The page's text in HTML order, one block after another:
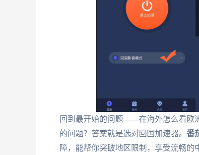
回到最开始的问题——在海外怎么看欧
的问题？答案就是选对回国加速器。 番
障，能帮你突破地区限制，享受流畅